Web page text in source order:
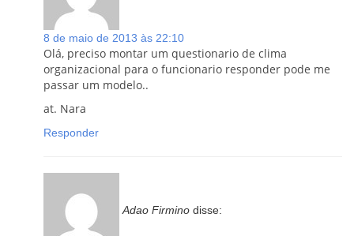
8 de maio de 2013 às 22:10
Olá, preciso montar um questionario de clima
organizacional para o funcionario responder pode me
passar um modelo..
at. Nara
Responder
Adao Firmino disse: